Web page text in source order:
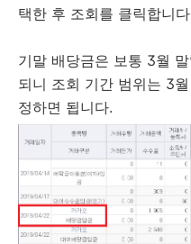
택한 후 조회를 클릭합니
기말 배당금은 보통 3월
되니 조회 기간 범위는 3
정하면 됩니다.